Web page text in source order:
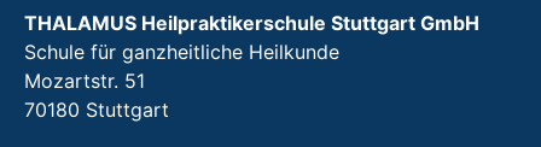
THALAMUS Heilpraktikerschule Stuttgart GmbH
Schule für ganzheitliche Heilkunde
Mozartstr. 51
70180 Stuttgart